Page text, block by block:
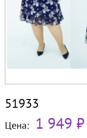
51933
Цена: 1 949 ₽